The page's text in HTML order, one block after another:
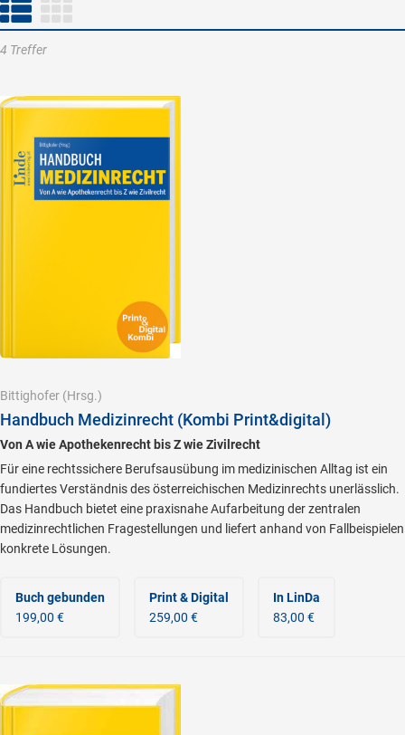
4 Treffer
Bittighofer (Hrsg.)
Handbuch Medizinrecht (Kombi Print&digital)
Von A wie Apothekenrecht bis Z wie Zivilrecht
Für eine rechtssichere Berufsausübung im medizinischen Alltag ist ein
fundiertes Verständnis des österreichischen Medizinrechts unerlässlich.
Das Handbuch bietet eine praxisnahe Aufarbeitung der zentralen
medizinrechtlichen Fragestellungen und liefert anhand von Fallbeispielen
konkrete Lösungen.
Buch gebunden
199,00 €
Print & Digital
259,00 €
In LinDa
83,00 €